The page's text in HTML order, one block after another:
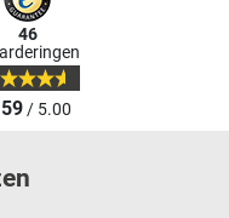
46
/ 5.00